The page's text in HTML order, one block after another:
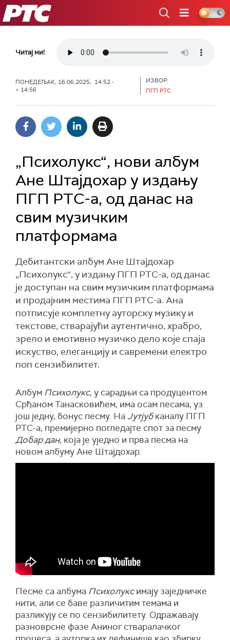
РТС
Читај ми!
ПОНЕДЕЉАК, 16.06.2025, 14:52 -
> 14:56
ИЗВОР:
ПГП РТС
„Психолукс“, нови албум
Ане Штајдохар у издању
ПГП РТС-а, од данас на
свим музичким
платформама
Дебитантски албум Ане Штајдохар
„Психолукс“, у издању ПГП РТС-а, од данас
је доступан на свим музичким платформама
и продајним местима ПГП РТС-а. Ана
потписује комплетну ауторску музику и
текстове, стварајући аутентично, храбро,
зрело и емотивно музичко дело које спаја
искуство, елеганцију и савремени електро
поп сензибилитет.
Албум Психолукс, у сарадњи са продуцентом
Срђаном Танасковићем, има осам песама, уз
још једну, бонус песму. На Јутјубканалу ПГП
РТС-а, премијерно погледајте спот за песму
Добар дан, која је уједно и прва песма на
новом албуму Ане Штајдохар.
Песме са албума Психолуксимају заједничке
нити, али се баве различитим темама и
разликују се по сензибилитету. Одражавају
разноврсне фазе Аниног стваралачког